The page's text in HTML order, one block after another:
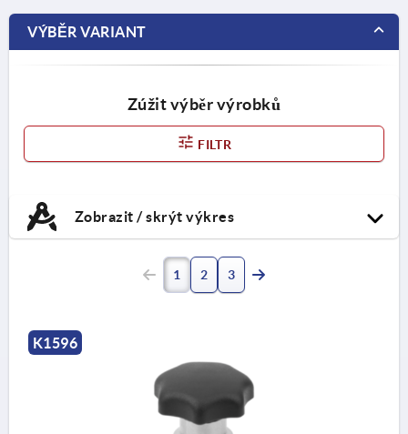
VÝBĚR VARIANT
Zúžit výběr výrobků
FILTR
Zobrazit / skrýt výkres
1 2 3
K1596